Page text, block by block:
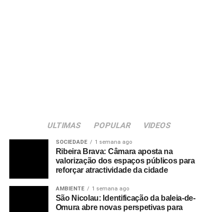
ULTIMAS POPULAR VIDEOS
SOCIEDADE 1 semana ago
Ribeira Brava: Câmara aposta na
valorização dos espaços públicos para
reforçar atractividade da cidade
AMBIENTE 1 semana ago
São Nicolau: Identificação da baleia-de-
Omura abre novas perspetivas para